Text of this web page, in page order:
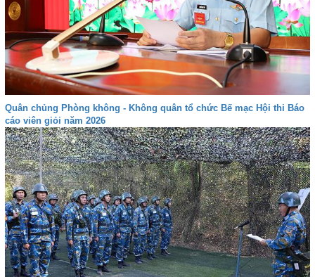
Quân chủng Phòng không - Không quân tổ chức Bế mạc Hội thi Báo
cáo viên giỏi năm 2026